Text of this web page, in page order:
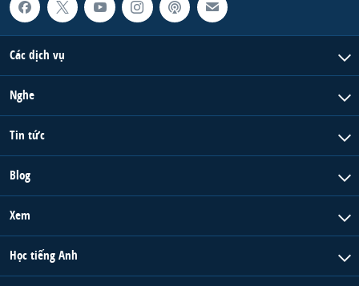
Các dịch vụ
Nghe
Tin tức
Blog
Xem
Học tiếng Anh